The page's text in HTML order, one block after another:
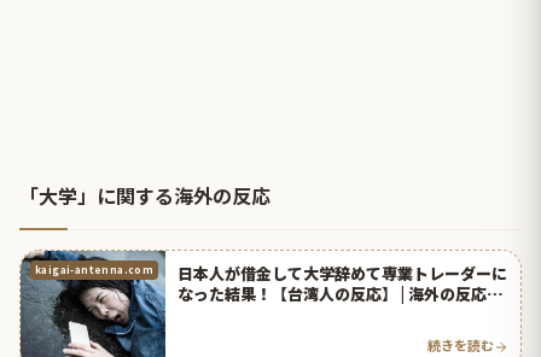
「大学」に関する海外の反応
kaigai-antenna.com
日本人が借金して大学辞めて専業トレーダーに
なった結果！【台湾人の反応】 | 海外の反応ア
続きを読む